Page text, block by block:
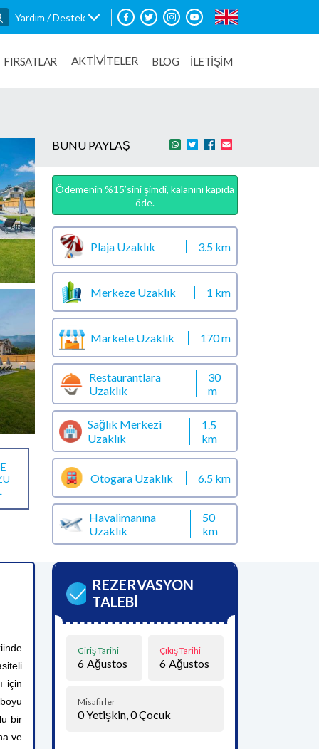
Yardım / Destek
FIRSATLAR AKTİVİTELER BLOG İLETİŞİM
BUNU PAYLAŞ
Ödemenin %15’sini şimdi, kalanını kapıda
öde.
Plaja Uzaklık 3.5 km
Merkeze Uzaklık 1 km
Markete Uzaklık 170 m
Restaurantlara
Uzaklık
30
m
Sağlık Merkezi
Uzaklık
1.5
km
Otogara Uzaklık 6.5 km
Havalimanına
Uzaklık
50
km
için
bir
ve
REZERVASYON
TALEBİ
Giriş Tarihi
6 Ağustos
Çıkış Tarihi
6 Ağustos
Misafirler
0Yetişkin,0Çocuk